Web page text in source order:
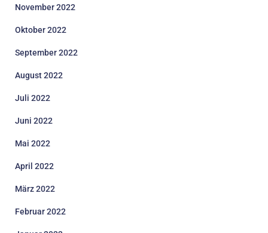
November 2022
Oktober 2022
September 2022
August 2022
Juli 2022
Juni 2022
Mai 2022
April 2022
März 2022
Februar 2022